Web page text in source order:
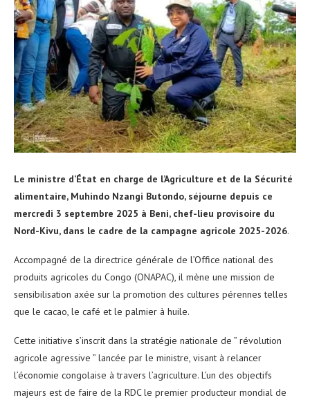
Le ministre d’État en charge de l’Agriculture et de la Sécurité
alimentaire, Muhindo Nzangi Butondo, séjourne depuis ce
mercredi 3 septembre 2025 à Beni, chef-lieu provisoire du
Nord-Kivu, dans le cadre de la campagne agricole 2025-2026.
Accompagné de la directrice générale de l’Office national des
produits agricoles du Congo (ONAPAC), il mène une mission de
sensibilisation axée sur la promotion des cultures pérennes telles
que le cacao, le café et le palmier à huile.
Cette initiative s’inscrit dans la stratégie nationale de ” révolution
agricole agressive ” lancée par le ministre, visant à relancer
l’économie congolaise à travers l’agriculture. L’un des objectifs
majeurs est de faire de la RDC le premier producteur mondial de